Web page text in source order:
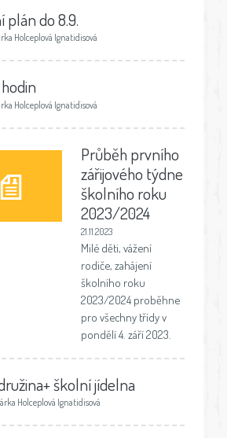
plán do 8.9.
Holceplová Ignatidisová
Holceplová Ignatidisová
Průběh prvního
zářijového týdne
školního roku
2023/2024
21.11.2023
Milé děti, vážení
rodiče, zahájení
školního roku
2023/2024 proběhne
pro všechny třídy v
pondělí 4. září 2023.
školní jídelna
Holceplová Ignatidisová